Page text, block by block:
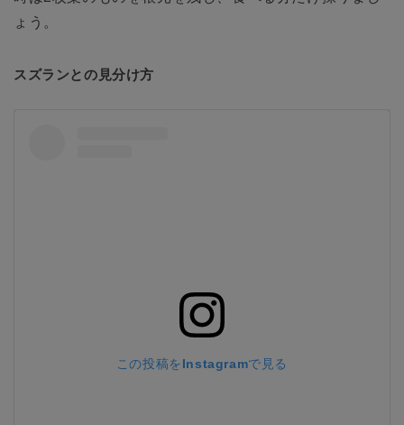
ょう。
スズランとの見分け方
この投稿をInstagramで見る